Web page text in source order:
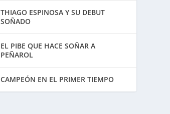
THIAGO ESPINOSA Y SU DEBUT
SOÑADO
EL PIBE QUE HACE SOÑAR A
PEÑAROL
CAMPEÓN EN EL PRIMER TIEMPO